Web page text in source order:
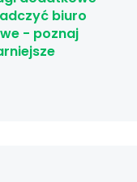
biuro
- poznaj